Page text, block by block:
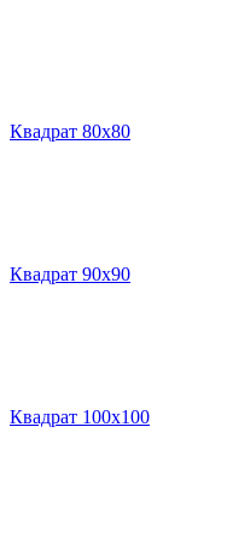
Квадрат 80х80
Квадрат 90х90
Квадрат 100х100